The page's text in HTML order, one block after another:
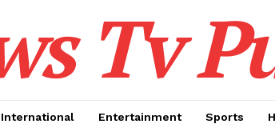
Tv
International Entertainment Sports